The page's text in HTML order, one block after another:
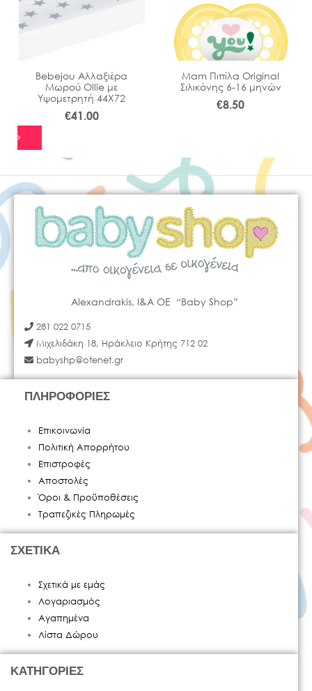
Bebejou Αλλαξιέρα
Μωρού Ollie με
Υψομετρητή 44Χ72
€41.00
Μam Πιπίλα Original
Σιλικόνης 6-16 μηνών
€8.50
Alexandrakis, I&A OE “Baby Shop”
281 022 0715
Μιχελιδάκη 18, Ηράκλειο Κρήτης 712 02
babyshp@otenet.gr
ΠΛΗΡΟΦΟΡΙΕΣ
Επικοινωνία
Πολιτική Απορρήτου
Επιστροφές
Αποστολές
Όροι & Προϋποθέσεις
Τραπεζικές Πληρωμές
ΣΧΕΤΙΚΑ
Σχετικά με εμάς
Λογαριασμός
Αγαπημένα
Λίστα Δώρου
ΚΑΤΗΓΟΡΙΕΣ